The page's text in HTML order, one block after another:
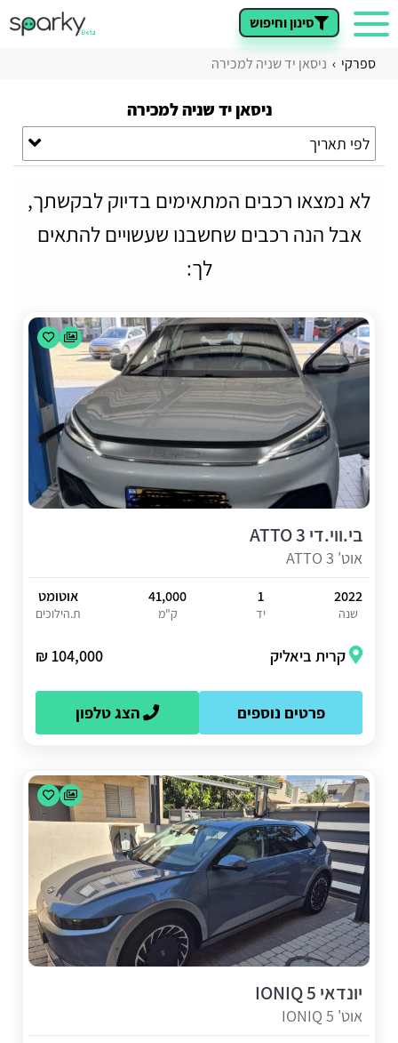
ספרקי ניסאן יד שניה למכירה
סינון וחיפוש
ניסאן יד שניה למכירה
לפי תאריך
לא נמצאו רכבים המתאימים בדיוק לבקשתך,
אבל הנה רכבים שחשבנו שעשויים להתאים
לך:
בי.ווי.די ATTO 3
אוט' ATTO 3
2022
שנה
1
יד
41,000
ק"מ
אוטומט
ת.הילוכים
קרית ביאליק 104,000 ₪
פרטים נוספים הצג טלפון
יונדאי IONIQ 5
אוט' IONIQ 5